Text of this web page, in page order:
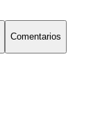
Comentarios